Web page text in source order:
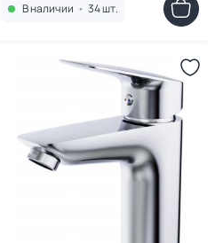
В наличии • 34 шт.